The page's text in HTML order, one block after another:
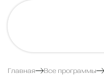
Главная Все программы